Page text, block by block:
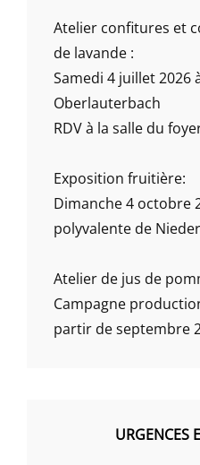
Atelier confitures et
de lavande :
Samedi 4 juillet 2026
Oberlauterbach
RDV à la salle du
Exposition fruitière:
Dimanche 4 octobre
polyvalente de
Atelier de jus de
Campagne
partir de septembre
URGENCES